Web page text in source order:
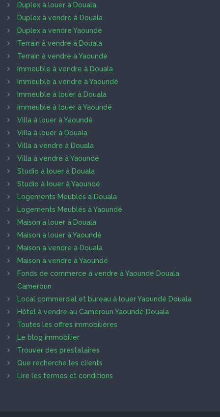
Duplex à louer à Douala
Duplex à vendre à Douala
Duplex à vendre Yaoundé
Terrain à vendre à Douala
Terrain à vendre à Yaoundé
Immeuble à vendre à Douala
Immeuble à vendre à Yaoundé
Immeuble à louer à Douala
Immeuble à louer à Yaoundé
Villa à louer à Yaoundé
Villa à louer à Douala
Villa à vendre à Douala
Villa à vendre à Yaoundé
Studio à louer à Douala
Studio à louer à Yaoundé
Logements Meublés à Douala
Logements Meublés à Yaoundé
Maison à louer à Douala
Maison à louer à Yaoundé
Maison à vendre à Douala
Maison à vendre à Yaoundé
Fonds de commerce à vendre à Yaoundé Douala
Cameroun
Local commercial et bureau à louer Yaoundé Douala
Hôtel à vendre au Cameroun Yaoundé Douala
Toutes les offres immobilières
Le blog immobilier
Trouver des prestataires
Que recherche les clients
Lire les termes et conditions